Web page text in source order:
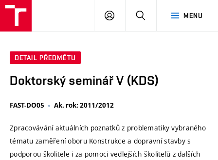
MENU
PŘIHLÁSIT
DETAIL PŘEDMĚTU
Doktorský seminář V (KDS)
FAST-DO05 Ak. rok: 2011/2012
Zpracovávání aktuálních poznatků z problematiky vybraného
tématu zaměření oboru Konstrukce a dopravní stavby s
podporou školitele i za pomoci vedlejších školitelů z dalších